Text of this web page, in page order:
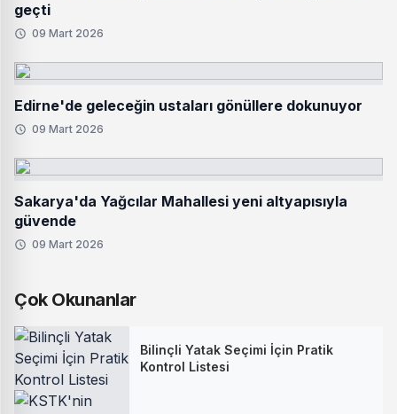
geçti
09 Mart 2026
Edirne'de geleceğin ustaları gönüllere dokunuyor
09 Mart 2026
Sakarya'da Yağcılar Mahallesi yeni altyapısıyla
güvende
09 Mart 2026
Çok Okunanlar
Bilinçli Yatak Seçimi İçin Pratik
Kontrol Listesi